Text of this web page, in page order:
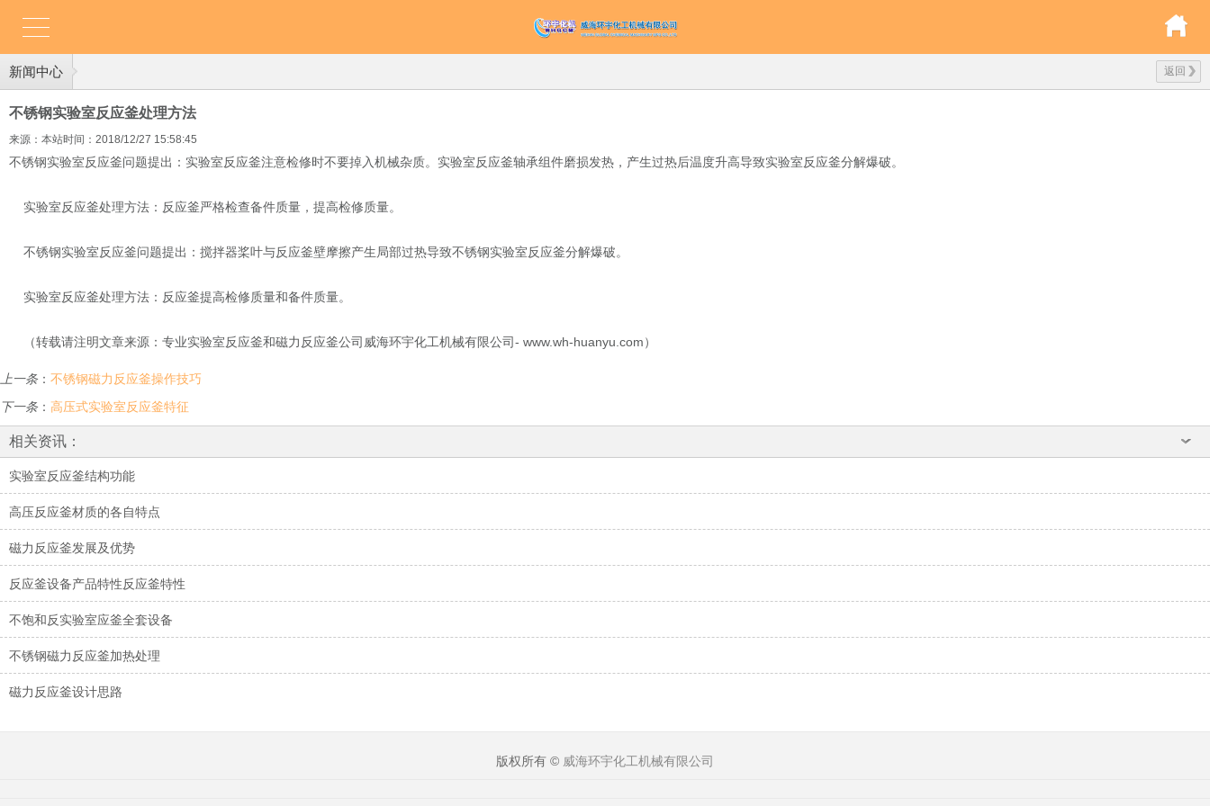
新闻中心 返回
不锈钢实验室反应釜处理方法
来源：本站时间：2018/12/27 15:58:45
不锈钢实验室反应釜问题提出：实验室反应釜注意检修时不要掉入机械杂质。实验室反应釜轴承组件磨损发热，产生过热后温度升高导致实验室反应釜分解爆破。
实验室反应釜处理方法：反应釜严格检查备件质量，提高检修质量。
不锈钢实验室反应釜问题提出：搅拌器桨叶与反应釜壁摩擦产生局部过热导致不锈钢实验室反应釜分解爆破。
实验室反应釜处理方法：反应釜提高检修质量和备件质量。
（转载请注明文章来源：专业实验室反应釜和磁力反应釜公司威海环宇化工机械有限公司- www.wh-huanyu.com）
上一条： 不锈钢磁力反应釜操作技巧
下一条： 高压式实验室反应釜特征
相关资讯：
实验室反应釜结构功能
高压反应釜材质的各自特点
磁力反应釜发展及优势
反应釜设备产品特性反应釜特性
不饱和反实验室应釜全套设备
不锈钢磁力反应釜加热处理
磁力反应釜设计思路
版权所有 © 威海环宇化工机械有限公司